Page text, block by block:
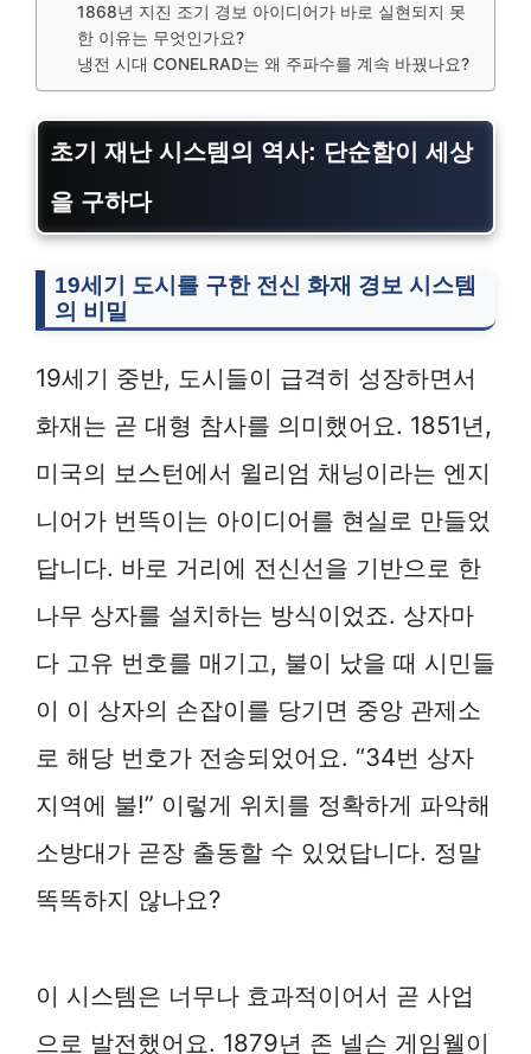
1868년 지진 조기 경보 아이디어가 바로 실현되지 못
한 이유는 무엇인가요?
냉전 시대 CONELRAD는 왜 주파수를 계속 바꿨나요?
초기 재난 시스템의 역사: 단순함이 세상
을 구하다
19세기 도시를 구한 전신 화재 경보 시스템
의 비밀
19세기 중반, 도시들이 급격히 성장하면서
화재는 곧 대형 참사를 의미했어요. 1851년,
미국의 보스턴에서 윌리엄 채닝이라는 엔지
니어가 번뜩이는 아이디어를 현실로 만들었
답니다. 바로 거리에 전신선을 기반으로 한
나무 상자를 설치하는 방식이었죠. 상자마
다 고유 번호를 매기고, 불이 났을 때 시민들
이 이 상자의 손잡이를 당기면 중앙 관제소
로 해당 번호가 전송되었어요. “34번 상자
지역에 불!” 이렇게 위치를 정확하게 파악해
소방대가 곧장 출동할 수 있었답니다. 정말
똑똑하지 않나요?
이 시스템은 너무나 효과적이어서 곧 사업
으로 발전했어요. 1879년 존 넬슨 게임웰이